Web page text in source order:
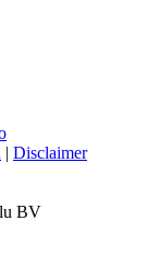
| Disclaimer
BV